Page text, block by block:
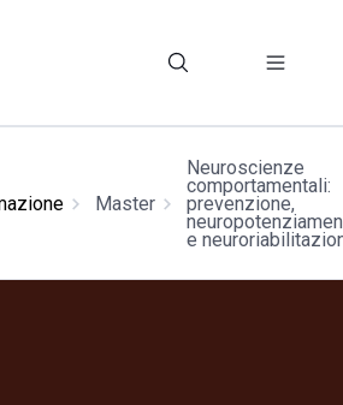
Master
Neuroscienze
comportamentali:
prevenzione,
e